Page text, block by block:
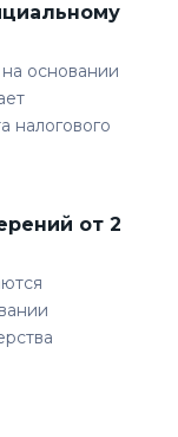
основании
налогового
от 2